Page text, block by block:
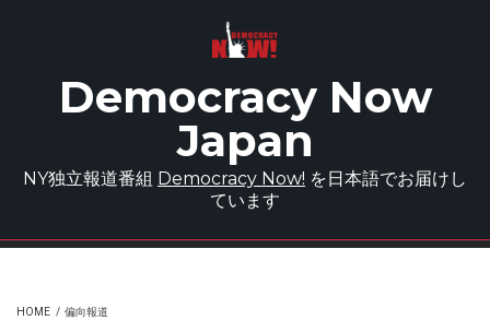
Democracy Now
Japan
NY独立報道番組 Democracy Now! を日本語でお届けし
ています
HOME / 偏向報道